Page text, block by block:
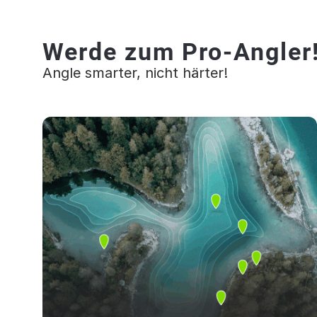
Werde zum Pro-
Angle smarter, nicht härter!